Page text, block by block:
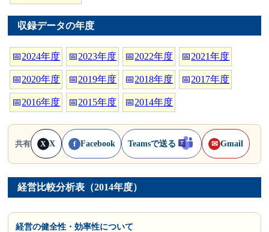
収録データの年度
📅2024年度 📅2023年度 📅2022年度 📅2021年度
📅2020年度 📅2019年度 📅2018年度 📅2017年度
📅2016年度 📅2015年度 📅2014年度
共有 X X f Facebook Teamsで送る ✉ Gmail
経営比較分析表（2014年度）
経営の健全性・効率性について